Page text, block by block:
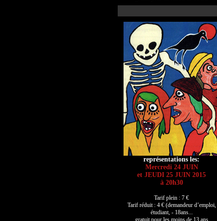
représentations les:
Mercredi 24 JUIN
et JEUDI 25 JUIN 2015
à 20h30
Tarif plein : 7 €
Tarif réduit : 4 € (demandeur d’emploi,
étudiant, - 18ans...
gratuit pour les moins de 13 ans